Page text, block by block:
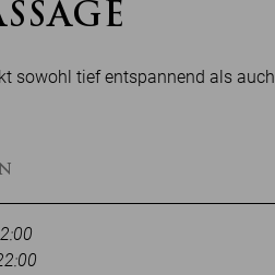
sowohl tief entspannend als auch